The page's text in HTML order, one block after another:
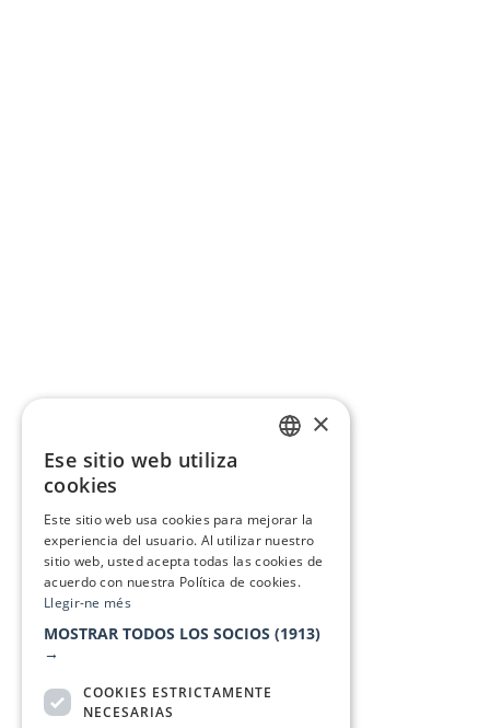
×
Ese sitio web utiliza
cookies
Este sitio web usa cookies para mejorar la
experiencia del usuario. Al utilizar nuestro
sitio web, usted acepta todas las cookies de
acuerdo con nuestra Política de cookies.
Llegir-ne més
MOSTRAR TODOS LOS SOCIOS (1913)
→
COOKIES ESTRICTAMENTE
NECESARIAS